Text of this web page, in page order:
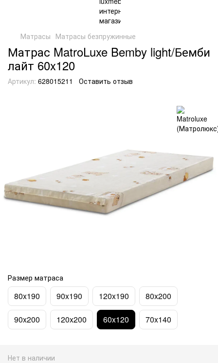
Матрасы Матрасы безпружинные
Матрас MatroLuxe Bemby light/Бемби
лайт 60x120
Артикул: 628015211 Оставить отзыв
Размер матраса
80x190 90x190 120x190 80x200
90x200 120x200 60x120 70x140
Нет в наличии